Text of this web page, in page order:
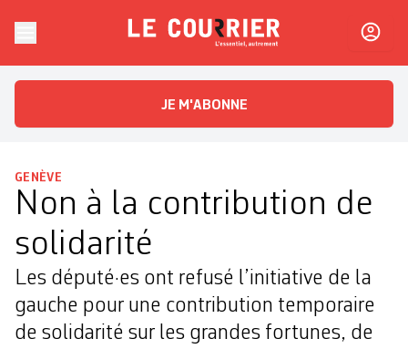
Le CourrierL'essentiel, autrement
JE M'ABONNE
GENÈVE
Non à la contribution de
solidarité
Les député·es ont refusé l’initiative de la
gauche pour une contribution temporaire
de solidarité sur les grandes fortunes, de